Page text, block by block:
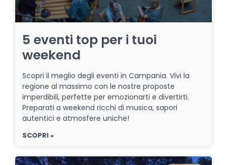
5 eventi top per i tuoi
weekend
Scopri il meglio degli eventi in Campania. Vivi la
regione al massimo con le nostre proposte
imperdibili, perfette per emozionarti e divertirti.
Preparati a weekend ricchi di musica, sapori
autentici e atmosfere uniche!
SCOPRI »